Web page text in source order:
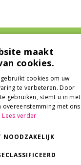
maakt
cookies.
cookies om uw
te verbeteren. Door
gebruiken, stemt u in met
overeenstemming met ons
Lees verder
NOODZAKELIJK